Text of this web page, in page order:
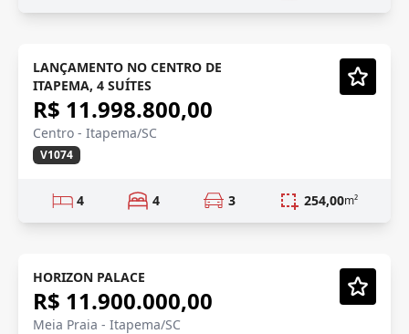
LANÇAMENTO
Vídeo
Em Construção
LANÇAMENTO NO CENTRO DE
ITAPEMA, 4 SUÍTES
R$ 11.998.800,00
Centro - Itapema/SC
V1074
4 4 3 254,00m²
DECORADO/PRONTO
Vídeo
Mobiliado
HORIZON PALACE
R$ 11.900.000,00
Meia Praia - Itapema/SC